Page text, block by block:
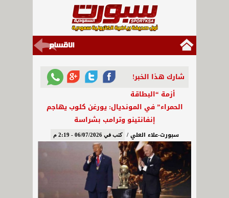
شارك هذا الخبر!
أزمة “البطاقة
الحمراء” في المونديال: يورغن كلوب يهاجم
إنفانتينو وترامب بشراسة
سبورت-علاء العلي / كتب في 06/07/2026 - 2:19 م